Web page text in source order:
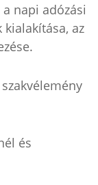
napi adózási
az
és